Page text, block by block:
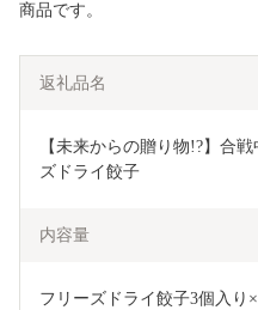
商品です。
返礼品名
【未来からの贈り物!?】合
ズドライ餃子
内容量
フリーズドライ餃子3個入り